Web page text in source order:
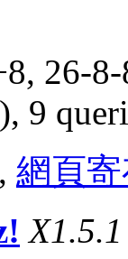
26-
9
, 網頁
X1.5.1